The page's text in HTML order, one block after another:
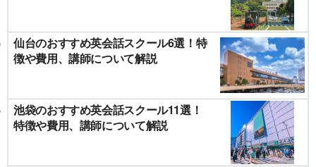
仙台のおすすめ英会話スクール6選！特
徴や費用、講師について解説
池袋のおすすめ英会話スクール11選！
特徴や費用、講師について解説